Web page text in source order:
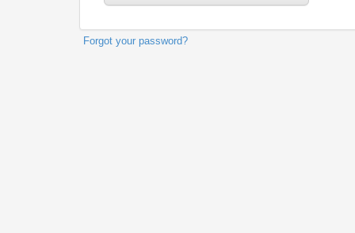
Forgot your password?